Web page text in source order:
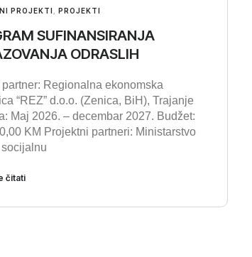
PROJEKTI ,PROJEKTI
SUFINANSIRANJA
ODRASLIH
Regionalna ekonomska
“REZ” d.o.o. (Zenica, BiH), Trajanje
Maj 2026. – decembar 2027. Budžet:
KM Projektni partneri: Ministarstvo
čitati